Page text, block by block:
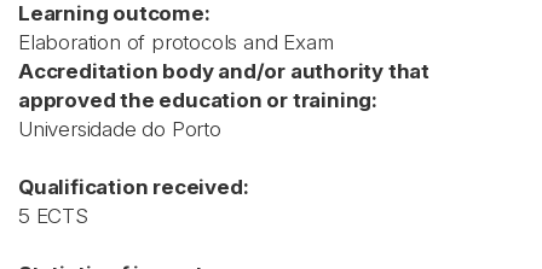
Learning outcome:
Elaboration of protocols and Exam
Accreditation body and/or authority that
approved the education or training:
Universidade do Porto
Qualification received:
5 ECTS